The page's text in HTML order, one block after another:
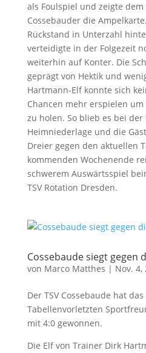
als Foulspiel und zeigte
Cossebauder die
Rückstand in Unterzahl
verteidigte in der Folgezeit
weiterhin auf Konter. Die
geprägt von Hektik und
Hartmann-Elf konnte sich
Chancen mehr erspielen
zu holen. So blieb es bei
Heimniederlage und die
Dreier gegen den aktuellen
kommenden Wochenende
schwerem Auswärtsspiel
TSV Rotation Dresden.
Cossebaude siegt gegen
von Marco Matthes | Nov. 4,
Der TSV Cossebaude hat
Tabellenvorletzten
mit 4:0 gewonnen.
Die Elf von Trainer Dirk